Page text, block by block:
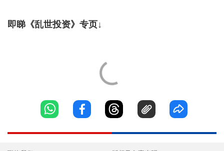
即睇《乱世投资》专页↓